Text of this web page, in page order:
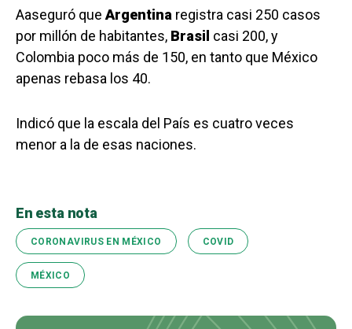
Aaseguró que Argentina registra casi 250 casos
por millón de habitantes, Brasil casi 200, y
Colombia poco más de 150, en tanto que México
apenas rebasa los 40.
Indicó que la escala del País es cuatro veces
menor a la de esas naciones.
En esta nota
CORONAVIRUS EN MÉXICO COVID
MÉXICO